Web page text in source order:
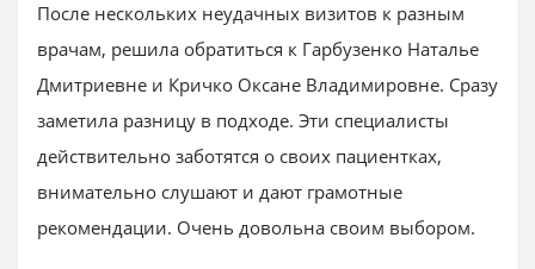
После нескольких неудачных визитов к разным
врачам, решила обратиться к Гарбузенко Наталье
Дмитриевне и Кричко Оксане Владимировне. Сразу
заметила разницу в подходе. Эти специалисты
действительно заботятся о своих пациентках,
внимательно слушают и дают грамотные
рекомендации. Очень довольна своим выбором.